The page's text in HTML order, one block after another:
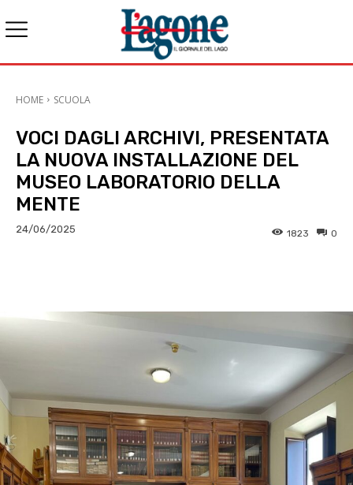
HOME SCUOLA
VOCI DAGLI ARCHIVI, PRESENTATA
LA NUOVA INSTALLAZIONE DEL
MUSEO LABORATORIO DELLA
MENTE
24/06/2025 0
1823